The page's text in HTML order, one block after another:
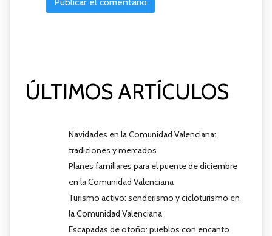
ÚLTIMOS ARTÍCULOS
Navidades en la Comunidad Valenciana:
tradiciones y mercados
Planes familiares para el puente de diciembre
en la Comunidad Valenciana
Turismo activo: senderismo y cicloturismo en
la Comunidad Valenciana
Escapadas de otoño: pueblos con encanto